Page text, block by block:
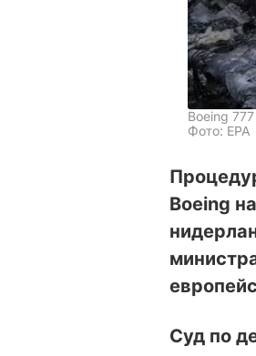
Boeing
Фото: EPA
Boeing
Суд по